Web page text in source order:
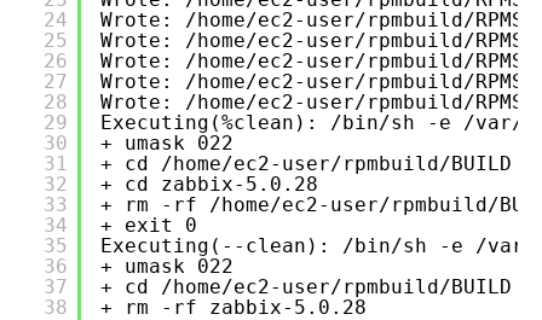
24
25
26
27
28
29
30
31
32
33
34
35
36
37
38
Wrote: /home/ec2-user/rpmbuild/
Wrote: /home/ec2-user/rpmbuild/
Wrote: /home/ec2-user/rpmbuild/
Wrote: /home/ec2-user/rpmbuild/
Wrote: /home/ec2-user/rpmbuild/
Executing(%clean): /bin/sh -e /var/
+ umask 022
+ cd /home/ec2-user/rpmbuild/BUILD
+ cd zabbix-5.0.28
+ rm -rf /home/ec2-user/rpmbuild/
+ exit 0
Executing(--clean): /bin/sh -e /var/
+ umask 022
+ cd /home/ec2-user/rpmbuild/BUILD
+ rm -rf zabbix-5.0.28